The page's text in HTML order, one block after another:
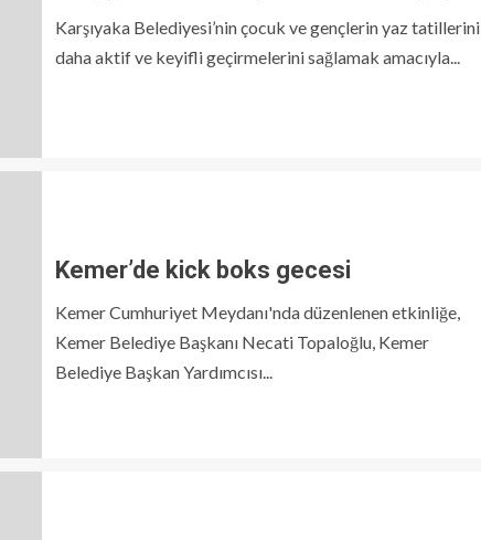
Karşıyaka Belediyesi’nin çocuk ve gençlerin yaz tatillerini
daha aktif ve keyifli geçirmelerini sağlamak amacıyla...
Kemer’de kick boks gecesi
Kemer Cumhuriyet Meydanı'nda düzenlenen etkinliğe,
Kemer Belediye Başkanı Necati Topaloğlu, Kemer
Belediye Başkan Yardımcısı...